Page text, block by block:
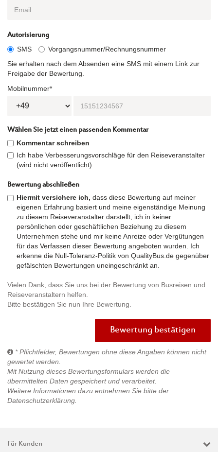
Autorisierung
SMS
Vorgangsnummer/Rechnungsnummer
Sie erhalten nach dem Absenden eine SMS mit einem Link zur
Freigabe der Bewertung.
Mobilnummer*
Wählen Sie jetzt einen passenden Kommentar
Kommentar schreiben
Ich habe Verbesserungsvorschläge für den Reiseveranstalter
(wird nicht veröffentlicht)
Bewertung abschließen
Hiermit versichere ich, dass diese Bewertung auf meiner
eigenen Erfahrung basiert und meine eigenständige Meinung
zu diesem Reiseveranstalter darstellt, ich in keiner
persönlichen oder geschäftlichen Beziehung zu diesem
Unternehmen stehe und mir keine Anreize oder Vergütungen
für das Verfassen dieser Bewertung angeboten wurden. Ich
erkenne die Null-Toleranz-Politik von QualityBus.de gegenüber
gefälschten Bewertungen uneingeschränkt an.
Vielen Dank, dass Sie uns bei der Bewertung von Busreisen und
Reiseveranstaltern helfen.
Bitte bestätigen Sie nun Ihre Bewertung.
Bewertung bestätigen
* Pflichtfelder, Bewertungen ohne diese Angaben können nicht
gewertet werden.
Mit Nutzung dieses Bewertungsformulars werden die
übermittelten Daten gespeichert und verarbeitet.
Weitere Informationen dazu entnehmen Sie bitte der
Datenschutzerklärung
Für Kunden